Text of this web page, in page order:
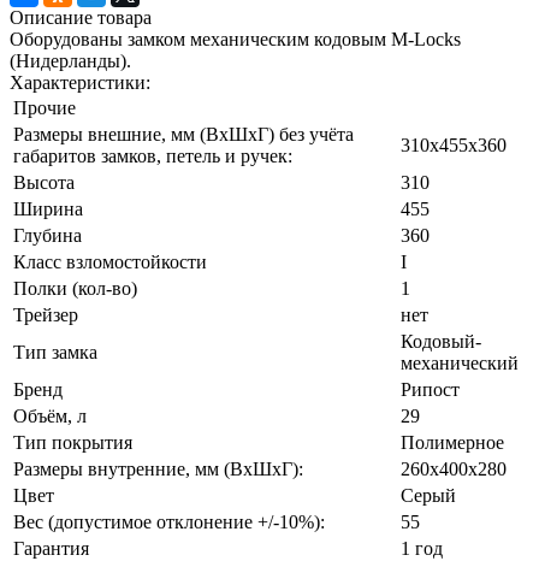
Описание товара
Оборудованы замком механическим кодовым M-Locks
(Нидерланды).
Характеристики:
Прочие
Размеры внешние, мм (ВхШхГ) без учёта
габаритов замков, петель и ручек:
310х455х360
Высота
310
Ширина
455
Глубина
360
Класс взломостойкости
I
Полки (кол-во)
1
Трейзер
нет
Тип замка
Кодовый-
механический
Бренд
Рипост
Объём, л
29
Тип покрытия
Полимерное
Размеры внутренние, мм (ВхШхГ):
260х400х280
Цвет
Серый
Вес (допустимое отклонение +/-10%):
55
Гарантия
1 год